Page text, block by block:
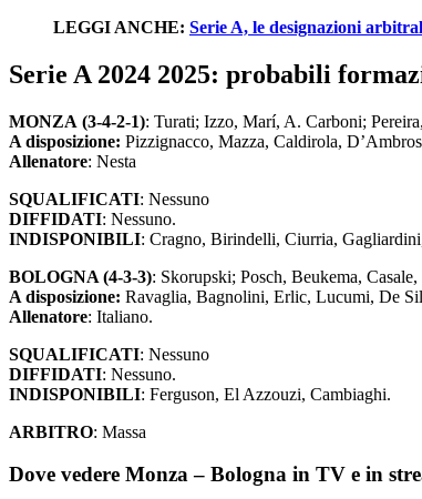
LEGGI ANCHE: Serie A, le designazioni
Serie A 2024 2025: probabili
MONZA (3-4-2-1): Turati; Izzo, Marí, A. Carboni;
A disposizione: Pizzignacco, Mazza, Caldirola,
Allenatore: Nesta
SQUALIFICATI: Nessuno
DIFFIDATI: Nessuno.
INDISPONIBILI: Cragno, Birindelli, Ciurria,
BOLOGNA (4-3-3): Skorupski; Posch, Beukema,
A disposizione: Ravaglia, Bagnolini, Erlic, Lucumi, De
Allenatore: Italiano.
SQUALIFICATI: Nessuno
DIFFIDATI: Nessuno.
INDISPONIBILI: Ferguson, El Azzouzi, Cambiaghi.
ARBITRO: Massa
Dove vedere Monza – Bologna in TV e in